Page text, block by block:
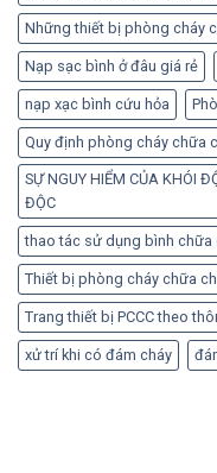
Những thiết bị phòng cháy
Nạp sạc bình ở đâu giá rẻ
nạp xạc bình cứu hỏa
Quy định phòng cháy chữa
SỰ NGUY HIỂM CỦA KHÓI
ĐỘC
thao tác sử dụng bình chữa
Thiết bị phòng cháy chữa
Trang thiết bị PCCC theo
xử trí khi có đám cháy